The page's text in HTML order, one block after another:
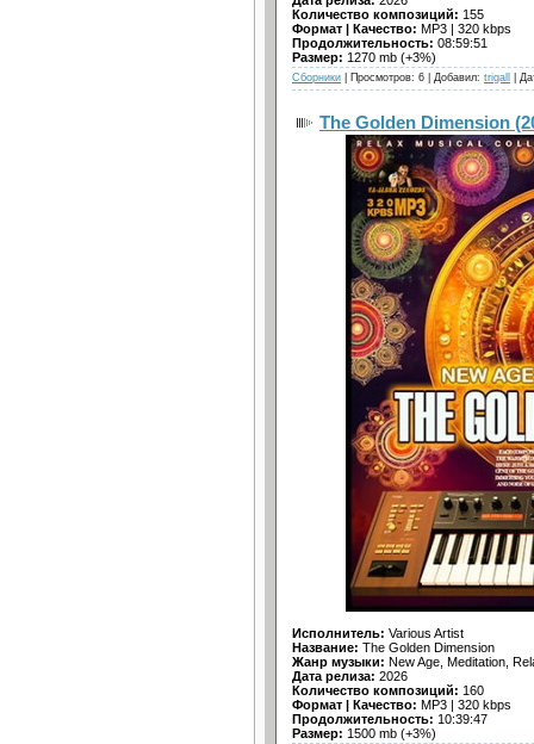
Количество композиций: 155
Формат | Качество: MP3 | 320 kbps
Продолжительность: 08:59:51
Размер: 1270 mb (+3%)
Сборники | Просмотров: 6 | Добавил: trigall |
The Golden Dimension
Исполнитель: Various Artist
Название: The Golden Dimension
Жанр музыки: New Age, Meditation,
Дата релиза: 2026
Количество композиций: 160
Формат | Качество: MP3 | 320 kbps
Продолжительность: 10:39:47
Размер: 1500 mb (+3%)